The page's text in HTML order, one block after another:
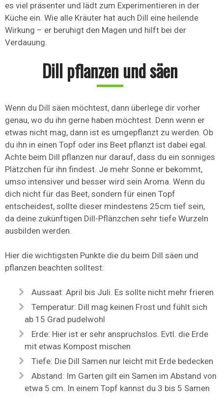
es viel präsenter und lädt zum Experimentieren in der
Küche ein. Wie alle Kräuter hat auch Dill eine heilende
Wirkung – er beruhigt den Magen und hilft bei der
Verdauung.
Dill pflanzen und säen
Wenn du Dill säen möchtest, dann überlege dir vorher
genau, wo du ihn gerne haben möchtest. Denn wenn er
etwas nicht mag, dann ist es umgepflanzt zu werden. Ob
du ihn in einen Topf oder ins Beet pflanzt ist dabei egal.
Achte beim Dill pflanzen nur darauf, dass du ein sonniges
Plätzchen für ihn findest. Je mehr Sonne er bekommt,
umso intensiver und besser wird sein Aroma. Wenn du
dich nicht für das Beet, sondern für einen Topf
entscheidest, sollte dieser mindestens 25cm tief sein,
da deine zukünftigen Dill-Pflänzchen sehr tiefe Wurzeln
ausbilden werden.
Hier die wichtigsten Punkte die du beim Dill säen und
pflanzen beachten solltest:
Aussaat: April bis Juli. Es sollte nicht mehr frieren
Temperatur: Dill mag keinen Frost und fühlt sich
ab 15 Grad pudelwohl
Erde: Hier ist er sehr anspruchslos. Evtl. die Erde
mit etwas Kompost mischen
Tiefe: Die Dill Samen nur leicht mit Erde bedecken
Abstand: Im Garten gilt ein Samen im Abstand von
etwa 5 cm. In einem Topf kannst du 3 bis 5 Samen